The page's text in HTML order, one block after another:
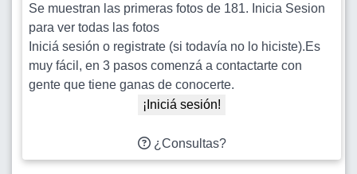
Se muestran las primeras fotos de 181. Inicia Sesion
para ver todas las fotos
Iniciá sesión o registrate (si todavía no lo hiciste).Es
muy fácil, en 3 pasos comenzá a contactarte con
gente que tiene ganas de conocerte.
¡Iniciá sesión!
¿Consultas?